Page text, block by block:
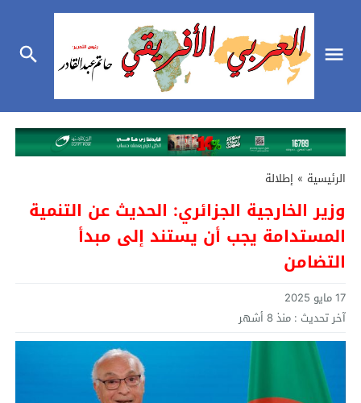
الرئيسية » إطلالة
وزير الخارجية الجزائري: الحديث عن التنمية
المستدامة يجب أن يستند إلى مبدأ
التضامن
17 مايو 2025
آخر تحديث : منذ 8 أشهر